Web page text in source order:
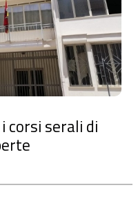
corsi serali di